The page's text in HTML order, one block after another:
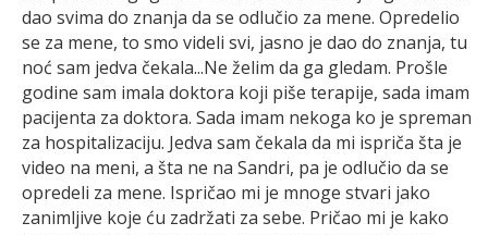
dao svima do znanja da se odlučio za mene. Opredelio
se za mene, to smo videli svi, jasno je dao do znanja, tu
noć sam jedva čekala...Ne želim da ga gledam. Prošle
godine sam imala doktora koji piše terapije, sada imam
pacijenta za doktora. Sada imam nekoga ko je spreman
za hospitalizaciju. Jedva sam čekala da mi ispriča šta je
video na meni, a šta ne na Sandri, pa je odlučio da se
opredeli za mene. Ispričao mi je mnoge stvari jako
zanimljive koje ću zadržati za sebe. Pričao mi je kako